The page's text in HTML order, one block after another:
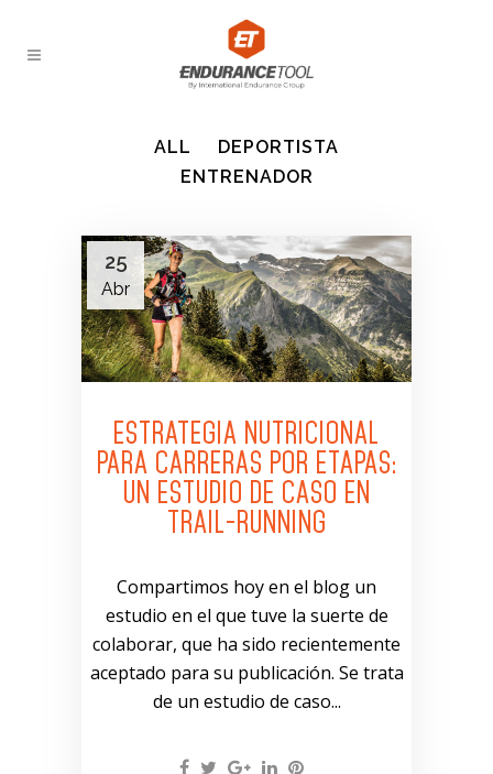
ALL
DEPORTISTA
ENTRENADOR
25
Abr
ESTRATEGIA NUTRICIONAL
PARA CARRERAS POR ETAPAS:
UN ESTUDIO DE CASO EN
TRAIL-RUNNING
Compartimos hoy en el blog un
estudio en el que tuve la suerte de
colaborar, que ha sido recientemente
aceptado para su publicación. Se trata
de un estudio de caso...